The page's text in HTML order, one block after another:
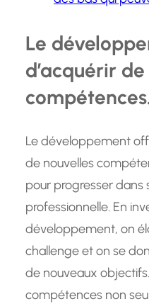
Le
d’acquérir
Le développement
de nouvelles
pour progresser dans
professionnelle. En
développement, on
challenge et on se
de nouveaux
compétences non